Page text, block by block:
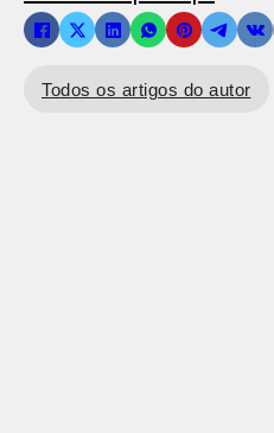
Todos os artigos do autor